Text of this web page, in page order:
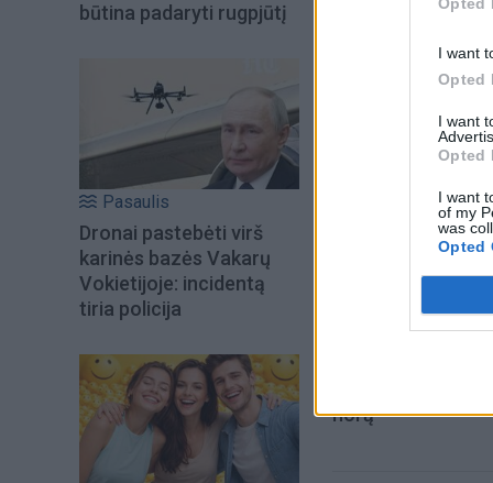
I want
Opted
I want
Opted
I want
of my
was
Opted
būtina padaryti rugpjūtį
Pasaulis
Dronai pastebėti virš
karinės bazės Vakarų
Vokietijoje: incidentą
tiria policija
Į Klaipėdą iš
norą